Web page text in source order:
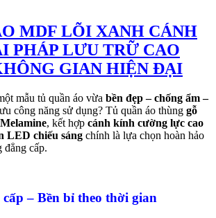
MDF LÕI XANH CÁNH
PHÁP LƯU TRỮ CAO
GIAN HIỆN ĐẠI
mẫu tủ quần áo vừa bền đẹp – chống ẩm –
công năng sử dụng? Tủ quần áo thùng gỗ
, kết hợp cánh kính cường lực cao
LED chiếu sáng chính là lựa chọn hoàn hảo
đẳng cấp.
cấp – Bền bỉ theo thời gian